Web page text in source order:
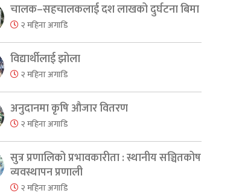
चालक–सहचालकलाई दश लाखको दुर्घटना बिमा
२ महिना अगाडि
विद्यार्थीलाई झोला
२ महिना अगाडि
अनुदानमा कृषि औजार वितरण
२ महिना अगाडि
सुत्र प्रणालिको प्रभावकारीता : स्थानीय सञ्चितकोष
व्यवस्थापन प्रणाली
२ महिना अगाडि